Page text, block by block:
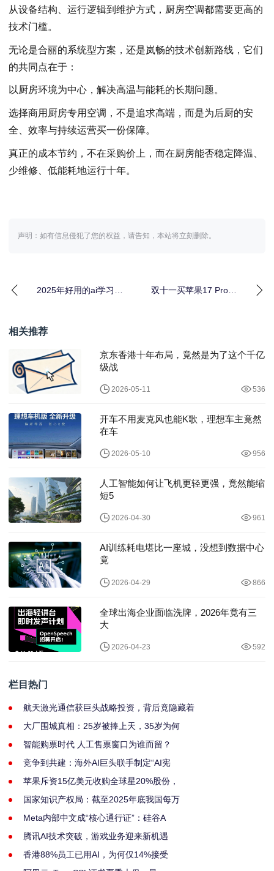
从设备结构、运行逻辑到维护方式，厨房空调都需要更高的
技术门槛。
无论是合丽的系统型方案，还是岚畅的技术创新路线，它们
的共同点在于：
以厨房环境为中心，解决高温与能耗的长期问题。
选择商用厨房专用空调，不是追求高端，而是为后厨的安
全、效率与持续运营买一份保障。
真正的成本节约，不在采购价上，而在厨房能否稳定降温、
少维修、低能耗地运行十年。
声明：如有信息侵犯了您的权益，请告知，本站将立刻删除。
2025年好用的ai学习机
双十一买苹果17 Pro最
相关推荐
京东香港十年布局，竟然是为了这个千亿
级战
2026-05-11 536
开车不用麦克风也能K歌，理想车主竟然
在车
2026-05-10 956
人工智能如何让飞机更轻更强，竟然能缩
短5
2026-04-30 961
AI训练耗电堪比一座城，没想到数据中心
竟
2026-04-29 866
全球出海企业面临洗牌，2026年竟有三
大
2026-04-23 592
栏目热门
航天激光通信获巨头战略投资，背后竟隐藏着
大厂围城真相：25岁被捧上天，35岁为何
智能购票时代 人工售票窗口为谁而留？
竞争到共建：海外AI巨头联手制定“AI宪
苹果斥资15亿美元收购全球星20%股份，
国家知识产权局：截至2025年底我国每万
Meta内部中文成“核心通行证”：硅谷A
腾讯AI技术突破，游戏业务迎来新机遇
香港88%员工已用AI，为何仅14%接受